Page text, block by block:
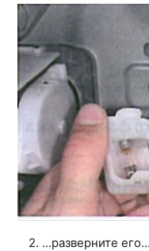
2. ...разверните его...